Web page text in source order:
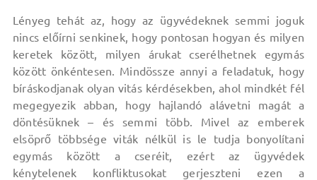
Lényeg tehát az, hogy az ügyvédeknek semmi joguk
nincs előírni senkinek, hogy pontosan hogyan és milyen
keretek között, milyen árukat cserélhetnek egymás
között önkéntesen. Mindössze annyi a feladatuk, hogy
bíráskodjanak olyan vitás kérdésekben, ahol mindkét fél
megegyezik abban, hogy hajlandó alávetni magát a
döntésüknek – és semmi több. Mivel az emberek
elsöprő többsége viták nélkül is le tudja bonyolítani
egymás között a cseréit, ezért az ügyvédek
kénytelenek konfliktusokat gerjeszteni ezen a